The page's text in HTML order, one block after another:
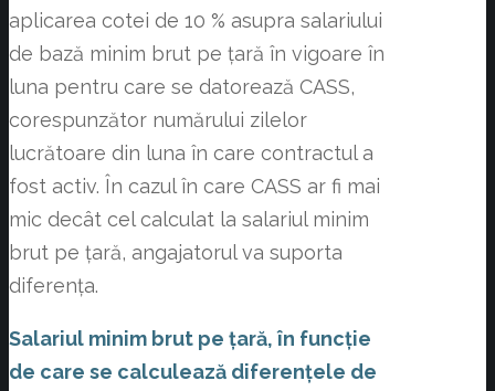
aplicarea cotei de 10 % asupra salariului
de bază minim brut pe țară în vigoare în
luna pentru care se datorează CASS,
corespunzător numărului zilelor
lucrătoare din luna în care contractul a
fost activ. În cazul în care CASS ar fi mai
mic decât cel calculat la salariul minim
brut pe țară, angajatorul va suporta
diferența.
Salariul minim brut pe țară, în funcție
de care se calculează diferențele de